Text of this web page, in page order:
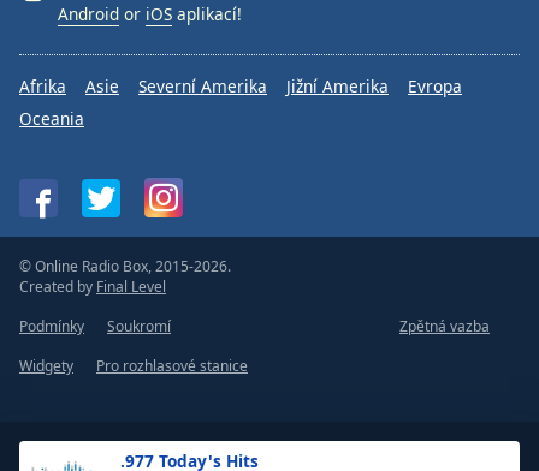
.977 Today's Hits
Android or iOS aplikací!
Afrika Asie Severní Amerika Jižní Amerika
Evropa
Oceania
© Online Radio Box, 2015-2026.
Created by Final Level
Podmínky
Soukromí
Zpětná vazba
Widgety
Pro rozhlasové stanice